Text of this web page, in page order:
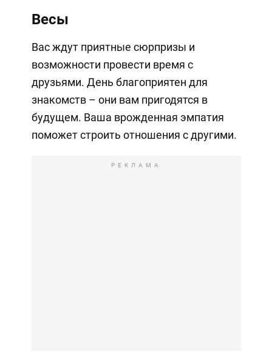
Весы
Вас ждут приятные сюрпризы и
возможности провести время с
друзьями. День благоприятен для
знакомств – они вам пригодятся в
будущем. Ваша врожденная эмпатия
поможет строить отношения с другими.
РЕКЛАМА